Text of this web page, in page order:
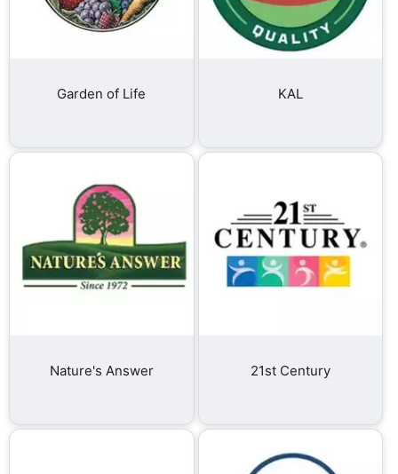
Garden of Life KAL
Nature's Answer 21st Century